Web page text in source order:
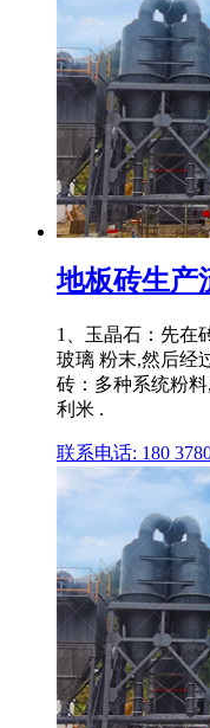
地板砖生产
1、玉晶石：先在
玻璃 粉末,然后经
砖：多种系统粉
利米 .
联系电话: 180